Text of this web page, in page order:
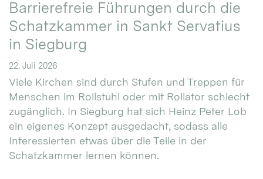
Barrierefreie Führungen durch die
Schatzkammer in Sankt Servatius
in Siegburg
22. Juli 2026
Viele Kirchen sind durch Stufen und Treppen für
Menschen im Rollstuhl oder mit Rollator schlecht
zugänglich. In Siegburg hat sich Heinz Peter Lob
ein eigenes Konzept ausgedacht, sodass alle
Interessierten etwas über die Teile in der
Schatzkammer lernen können.